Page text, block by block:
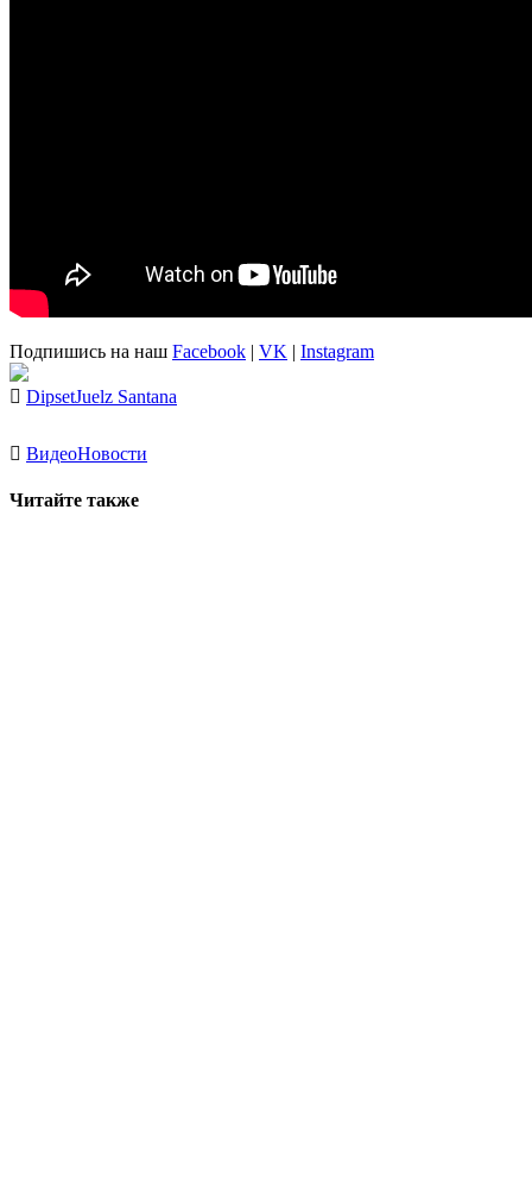
Подпишись на наш Facebook | VK | Instagram
DipsetJuelz Santana
ВидеоНовости
Читайте также